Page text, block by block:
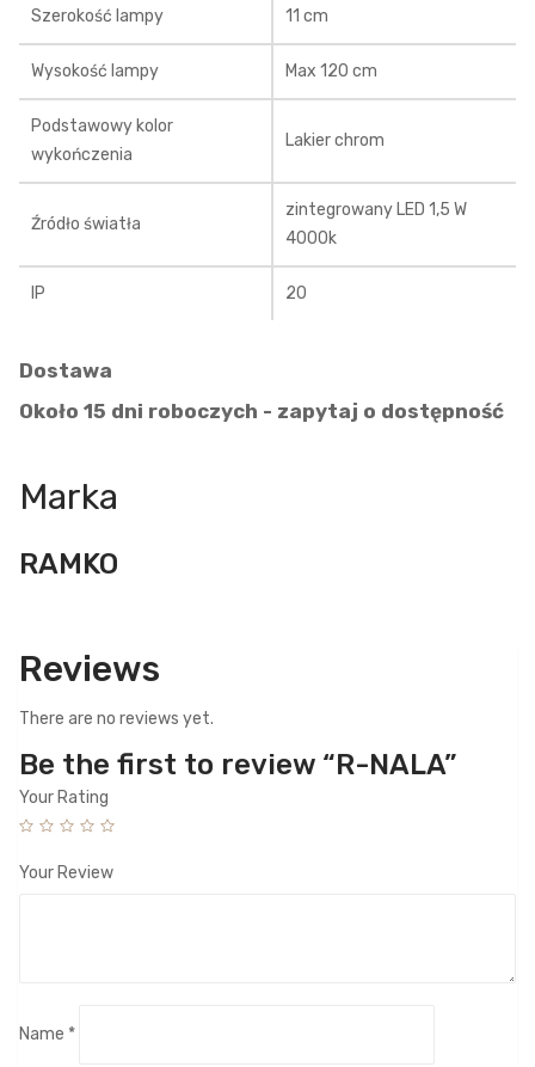
Szerokość lampy 11 cm
Wysokość lampy Max 120 cm
Podstawowy kolor
wykończenia
Lakier chrom
Źródło światła
zintegrowany LED 1,5 W
4000k
IP 20
Dostawa
Około 15 dni roboczych - zapytaj o dostępność
Marka
RAMKO
Reviews
There are no reviews yet.
Be the first to review “R-NALA”
Your Rating
Your Review
Name *